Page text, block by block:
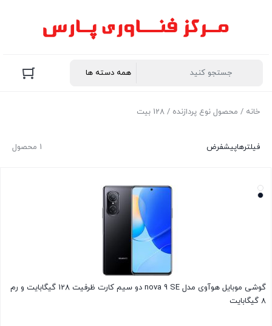
خانه / محصول نوع پردازنده / 128 بیت
1 محصول فیلترهاپیشفرض
گوشی موبایل هوآوی مدل nova 9 SE دو سیم کارت ظرفیت 128 گیگابایت و رم
8 گیگابایت